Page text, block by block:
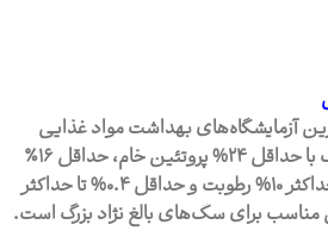
آزمایشگاه‌های بهداشت مواد غذایی
انجام شده و این غذای خشک با حداقل 24% پروتئین خام، حداقل 16٪
چربی خام، 3.2٪ فیبر خام، حداکثر 10% رطوبت و حداقل 0.4% تا حداکثر